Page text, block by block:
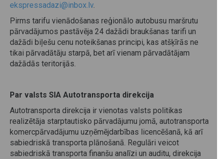
ekspressadazi@inbox.lv.
Pirms tarifu vienādošanas reģionālo autobusu maršrutu
pārvadājumos pastāvēja 24 dažādi braukšanas tarifi un
dažādi biļešu cenu noteikšanas principi, kas atšķīrās ne
tikai pārvadātāju starpā, bet arī vienam pārvadātājam
dažādās teritorijās.
Par valsts SIA Autotransporta direkcija
Autotransporta direkcija ir vienotas valsts politikas
realizētāja starptautisko pārvadājumu jomā, autotransporta
komercpārvadājumu uzņēmējdarbības licencēšanā, kā arī
sabiedriskā transporta plānošanā. Regulāri veicot
sabiedriskā transporta finanšu analīzi un auditu, direkcija